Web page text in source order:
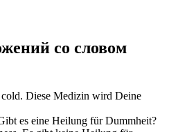
со словом
Diese Medizin wird Deine
es eine Heilung für Dummheit?